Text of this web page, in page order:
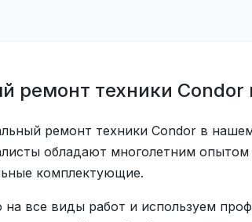
ремонт техники Condor
ремонт техники Condor в
обладают многолетним
комплектующие.
все виды работ и используем